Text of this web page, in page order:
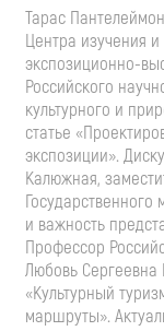
Тарас
Центра изучения
экспозиционно-
Российского
культурного и
статье
экспозиции».
Калюжная,
Государственного
и важность
Профессор
Любовь Сергеевна
«Культурный
маршруты».